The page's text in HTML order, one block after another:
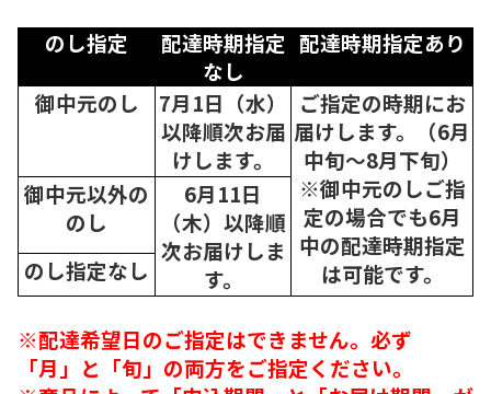
のし指定
配達時期指定
なし
配達時期指定あり
御中元のし
7月1日（水）
以降順次お届
けします。
ご指定の時期にお
届けします。（6月
中旬～8月下旬）
※御中元のしご指
定の場合でも6月
中の配達時期指定
は可能です。
御中元以外の
のし
6月11日
（木）以降順
次お届けしま
す。
のし指定なし
※配達希望日のご指定はできません。必ず
「月」と「旬」の両方をご指定ください。